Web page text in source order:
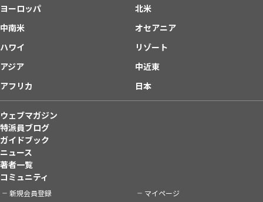
ヨーロッパ
北米
中南米
オセアニア
ハワイ
リゾート
アジア
中近東
アフリカ
日本
ウェブマガジン
特派員ブログ
ガイドブック
ニュース
著者一覧
コミュニティ
新規会員登録 マイページ